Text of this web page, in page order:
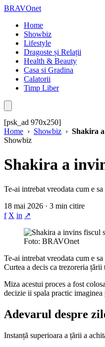
BRAVOnet
Home
Showbiz
Lifestyle
Dragoste și Relații
Health & Beauty
Casa si Gradina
Calatorii
Timp Liber
[psk_ad 970x250]
Home › Showbiz › Shakira
Showbiz
Shakira a
Te-ai intrebat vreodata cum e
18 mai 2026 · 3 min citire
f X in ↗
Foto: BRAVOnet
Te-ai intrebat vreodata cum e
Curtea a decis ca trezoreria
Miza acestui proces a fost
decizie ii spala practic
Adevarul despre
Instanță superioara a țării a